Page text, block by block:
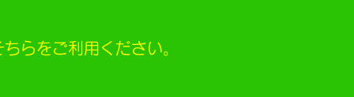
らをご利用ください。